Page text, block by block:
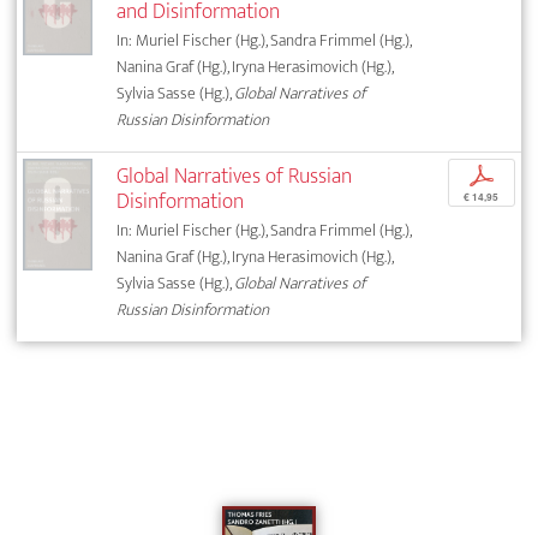
and Disinformation
In: Muriel Fischer (Hg.), Sandra Frimmel (Hg.),
Nanina Graf (Hg.), Iryna Herasimovich (Hg.),
Sylvia Sasse (Hg.),Global Narratives of
Russian Disinformation
Global Narratives of Russian
Disinformation
In: Muriel Fischer (Hg.), Sandra Frimmel (Hg.),
Nanina Graf (Hg.), Iryna Herasimovich (Hg.),
Sylvia Sasse (Hg.),Global Narratives of
Russian Disinformation
p
€ 14,95